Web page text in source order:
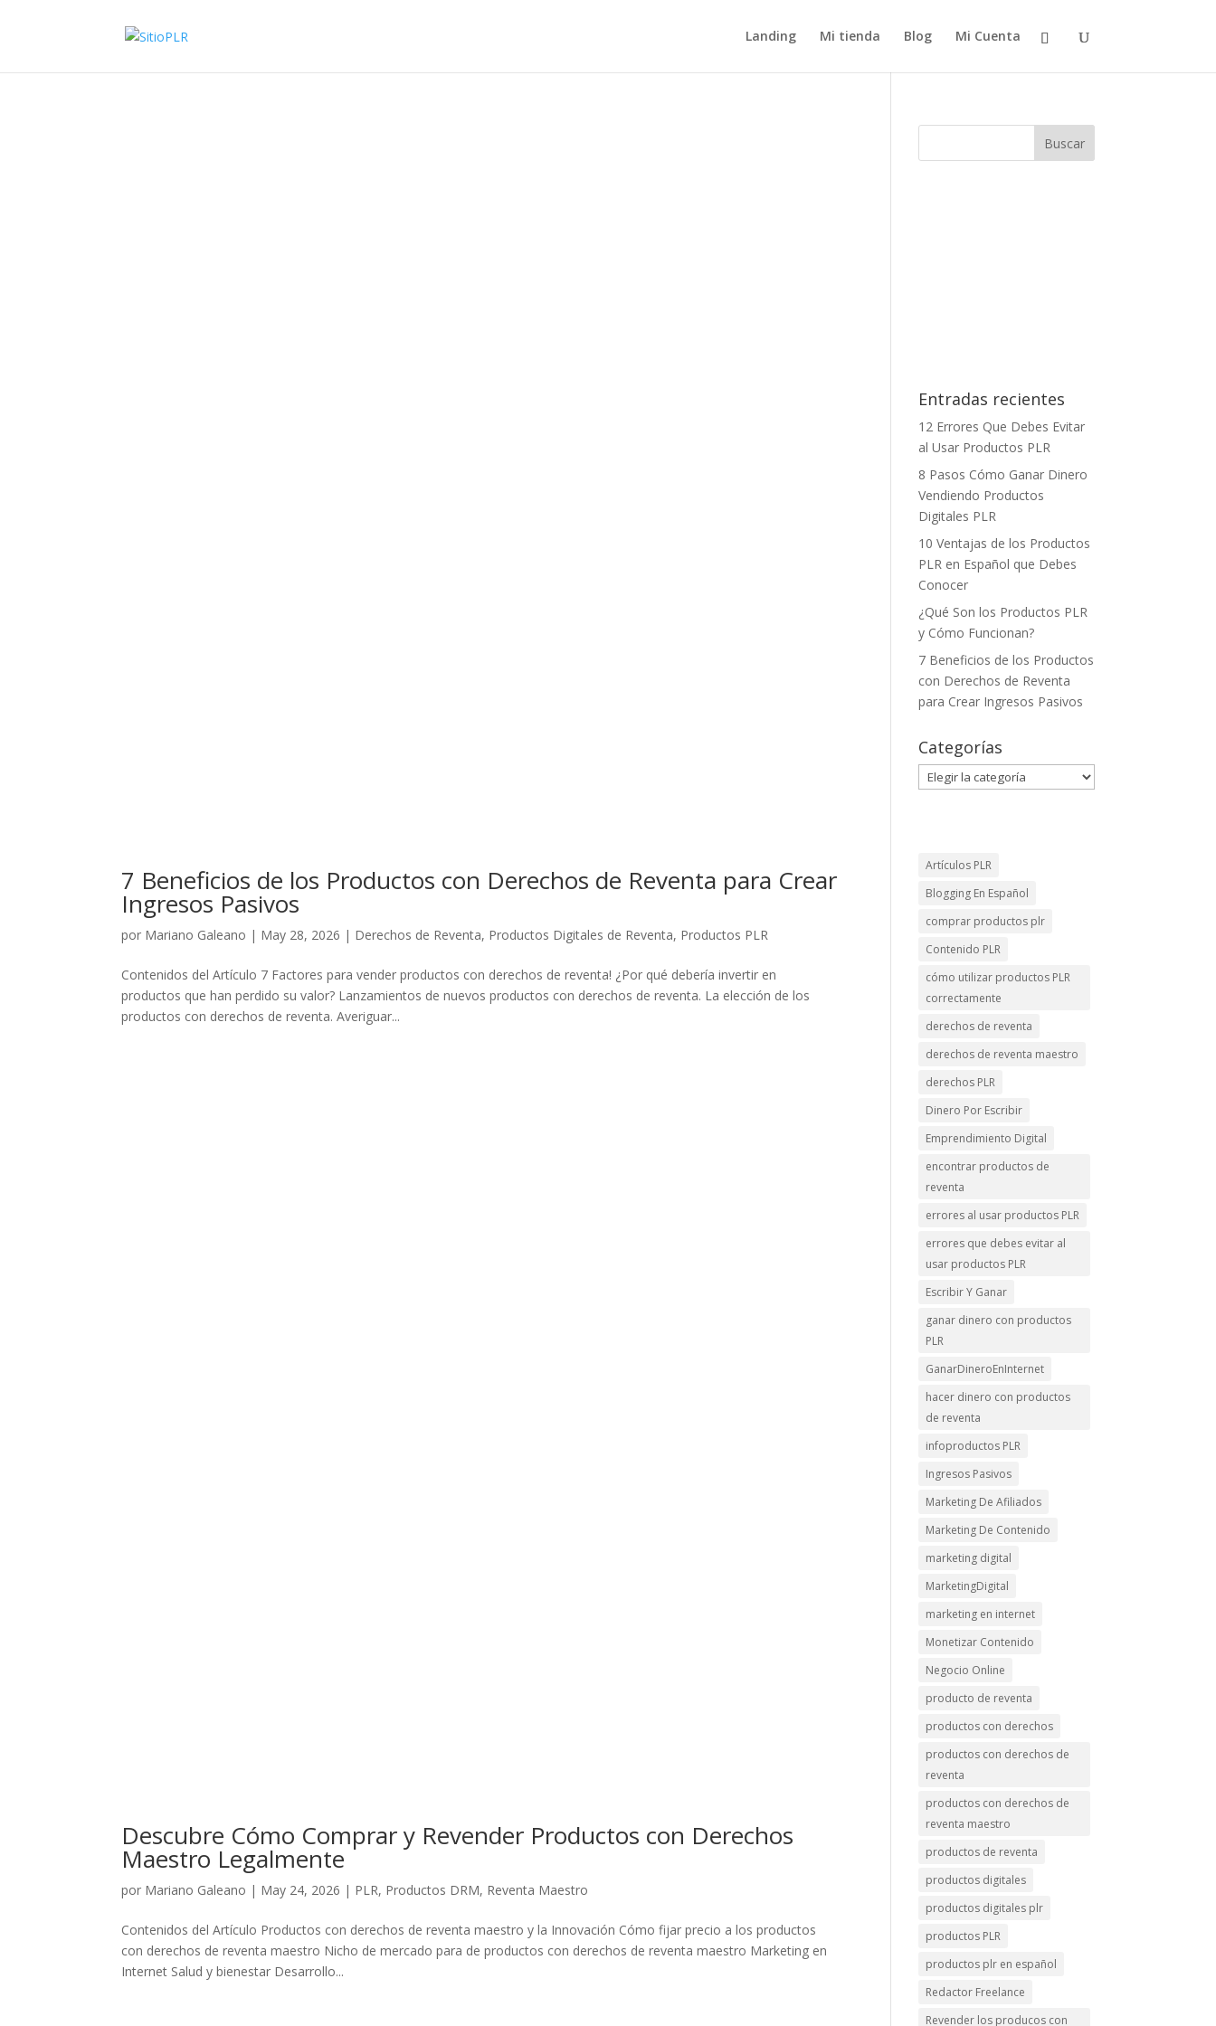
Landing Mi tienda Blog Mi Cuenta
7 Beneficios de los Productos con Derechos de Reventa para Crear
Ingresos Pasivos
por Mariano Galeano | May 28, 2026 | Derechos de Reventa, Productos Digitales de Reventa, Productos PLR
Contenidos del Artículo 7 Factores para vender productos con derechos de reventa! ¿Por qué debería invertir en
productos que han perdido su valor? Lanzamientos de nuevos productos con derechos de reventa. La elección de los
productos con derechos de reventa. Averiguar...
Descubre Cómo Comprar y Revender Productos con Derechos
Maestro Legalmente
por Mariano Galeano | May 24, 2026 | PLR, Productos DRM, Reventa Maestro
Contenidos del Artículo Productos con derechos de reventa maestro y la Innovación Cómo fijar precio a los productos
con derechos de reventa maestro Nicho de mercado para de productos con derechos de reventa maestro Marketing en
Internet Salud y bienestar Desarrollo...
Entradas recientes
12 Errores Que Debes Evitar
al Usar Productos PLR
8 Pasos Cómo Ganar Dinero
Vendiendo Productos
Digitales PLR
10 Ventajas de los Productos
PLR en Español que Debes
Conocer
¿Qué Son los Productos PLR
y Cómo Funcionan?
7 Beneficios de los Productos
con Derechos de Reventa
para Crear Ingresos Pasivos
Categorías
Categorías
Artículos PLR
Blogging En Español
comprar productos plr
Contenido PLR
cómo utilizar productos PLR
correctamente
derechos de reventa
derechos de reventa maestro
derechos PLR
Dinero Por Escribir
Emprendimiento Digital
encontrar productos de
reventa
errores al usar productos PLR
errores que debes evitar al
usar productos PLR
Escribir Y Ganar
ganar dinero con productos
PLR
GanarDineroEnInternet
hacer dinero con productos
de reventa
infoproductos PLR
Ingresos Pasivos
Marketing De Afiliados
Marketing De Contenido
marketing digital
MarketingDigital
marketing en internet
Monetizar Contenido
Negocio Online
producto de reventa
productos con derechos
productos con derechos de
reventa
productos con derechos de
reventa maestro
productos de reventa
productos digitales
productos digitales plr
productos PLR
productos plr en español
Redactor Freelance
Revender los producos con